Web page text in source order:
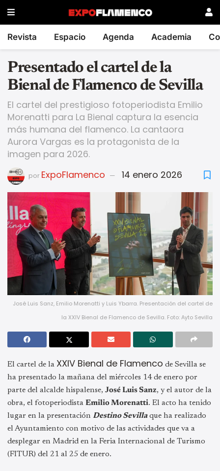
Revista Espacio Agenda Academia
Presentado el cartel de la
Bienal de Flamenco de Sevilla
El cartel del prestigioso fotoperiodista Emilio
Morenatti para La Bienal captura la esencia
más humana del flamenco. La cantaora
Aurora Vargas es la protagonista de la
imagen para 2026.
por ExpoFlamenco 14 enero 2026
José Luis Sanz, Emilio Morenatti y Luis Ybarra. Presentación del cartel de
la XXIV Bienal de Flamenco de Sevilla. Foto: Ayto Sevilla
El cartel de la XXIV Bienal de Flamenco de Sevilla se
ha presentado la mañana del miércoles 14 de enero por
parte del alcalde hispalense, José Luis Sanz, y el autor de la
obra, el fotoperiodista Emilio Morenatti. El acto ha tenido
lugar en la presentación Destino Sevillaque ha realizado
el Ayuntamiento con motivo de las actividades que va a
desplegar en Madrid en la Feria Internacional de Turismo
(FITUR) del 21 al 25 de enero.